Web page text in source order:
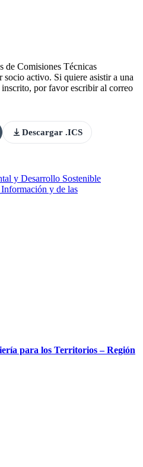
de Comisiones Técnicas
socio activo. Si quiere asistir a una
por favor escribir al correo
Descargar .ICS
y Desarrollo Sostenible
y de las
para los Territorios – Región